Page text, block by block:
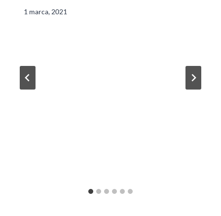
1 marca, 2021